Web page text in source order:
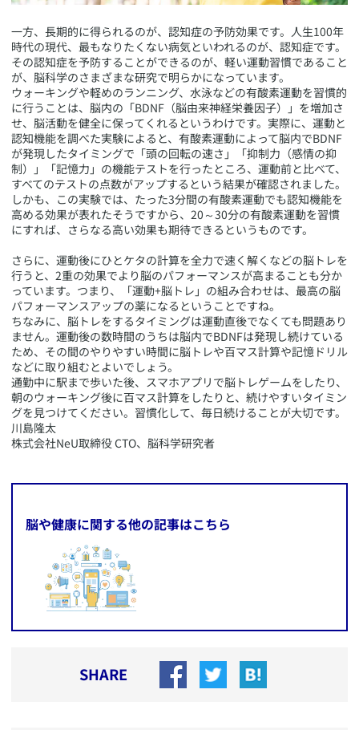
​一方、長期的に得られるのが、認知症の予防効果です。人生100年
時代の現代、最もなりたくない病気といわれるのが、認知症です。
その認知症を予防することができるのが、軽い運動習慣であること
が、脳科学のさまざまな研究で明らかになっています。
ウォーキングや軽めのランニング、水泳などの有酸素運動を習慣的
に行うことは、脳内の「BDNF（脳由来神経栄養因子）」を増加さ
せ、脳活動を健全に保ってくれるというわけです。実際に、運動と
認知機能を調べた実験によると、有酸素運動によって脳内でBDNF
が発現したタイミングで「頭の回転の速さ」「抑制力（感情の抑
制）」「記憶力」の機能テストを行ったところ、運動前と比べて、
すべてのテストの点数がアップするという結果が確認されました。
しかも、この実験では、たった3分間の有酸素運動でも認知機能を
高める効果が表れたそうですから、20～30分の有酸素運動を習慣
にすれば、さらなる高い効果も期待できるというものです。
さらに、運動後にひとケタの計算を全力で速く解くなどの脳トレを
行うと、2重の効果でより脳のパフォーマンスが高まることも分か
っています。つまり、「運動+脳トレ」の組み合わせは、最高の脳
パフォーマンスアップの薬になるということですね。
ちなみに、脳トレをするタイミングは運動直後でなくても問題あり
ません。運動後の数時間のうちは脳内でBDNFは発現し続けている
ため、その間のやりやすい時間に脳トレや百マス計算や記憶ドリル
などに取り組むとよいでしょう。
通勤中に駅まで歩いた後、スマホアプリで脳トレゲームをしたり、
朝のウォーキング後に百マス計算をしたりと、続けやすいタイミン
グを見つけてください。習慣化して、毎日続けることが大切です。
​川島隆太
株式会社NeU取締役 CTO、脳科学研究者
脳や健康に関する他の記事はこちら
SHARE